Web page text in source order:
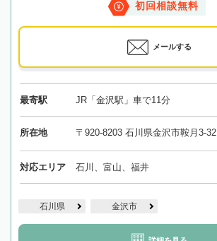
初回相談無料
メールする
最寄駅 JR「金沢駅」車で11分
所在地 〒920-8203 石川県金沢市鞍月3-32
対応エリア 石川、富山、福井
石川県 金沢市